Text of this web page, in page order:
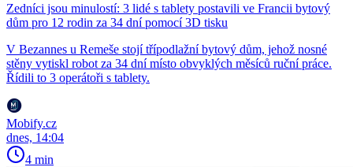
Zedníci jsou minulostí: 3 lidé s tablety postavili ve Francii bytový
dům pro 12 rodin za 34 dní pomocí 3D tisku
V Bezannes u Remeše stojí třípodlažní bytový dům, jehož nosné
stěny vytiskl robot za 34 dní místo obvyklých měsíců ruční práce.
Řídili to 3 operátoři s tablety.
Mobify.cz
dnes, 14:04
4 min